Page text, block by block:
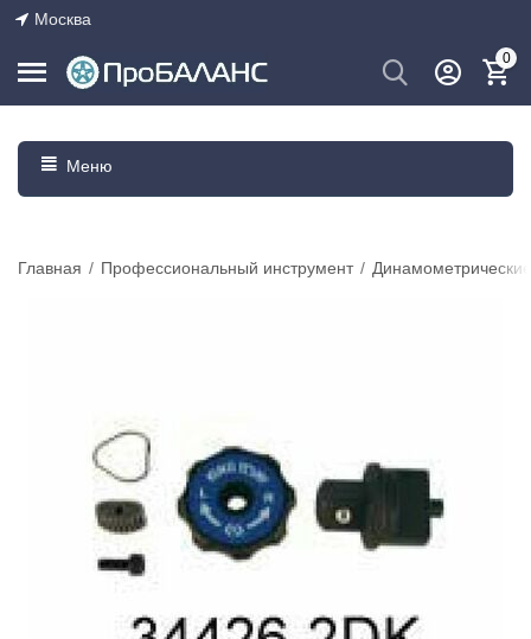
Москва
0
Меню
Главная / Профессиональный инструмент /